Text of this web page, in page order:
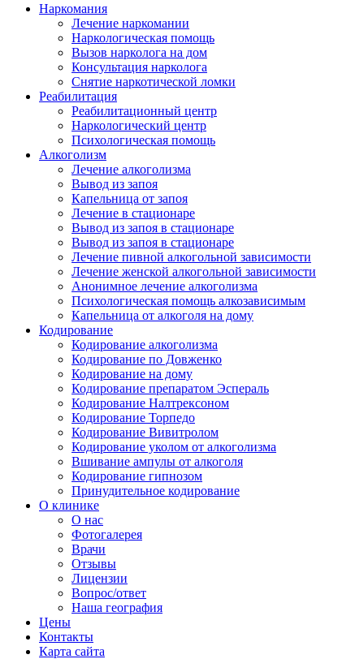
Наркомания
Лечение наркомании
Наркологическая помощь
Вызов нарколога на дом
Консультация нарколога
Снятие наркотической ломки
Реабилитация
Реабилитационный центр
Наркологический центр
Психологическая помощь
Алкоголизм
Лечение алкоголизма
Вывод из запоя
Капельница от запоя
Лечение в стационаре
Вывод из запоя в стационаре
Вывод из запоя в стационаре
Лечение пивной алкогольной зависимости
Лечение женской алкогольной зависимости
Анонимное лечение алкоголизма
Психологическая помощь алкозависимым
Капельница от алкоголя на дому
Кодирование
Кодирование алкоголизма
Кодирование по Довженко
Кодирование на дому
Кодирование препаратом Эспераль
Кодирование Налтрексоном
Кодирование Торпедо
Кодирование Вивитролом
Кодирование уколом от алкоголизма
Вшивание ампулы от алкоголя
Кодирование гипнозом
Принудительное кодирование
О клинике
О нас
Фотогалерея
Врачи
Отзывы
Лицензии
Вопрос/ответ
Наша география
Цены
Контакты
Карта сайта